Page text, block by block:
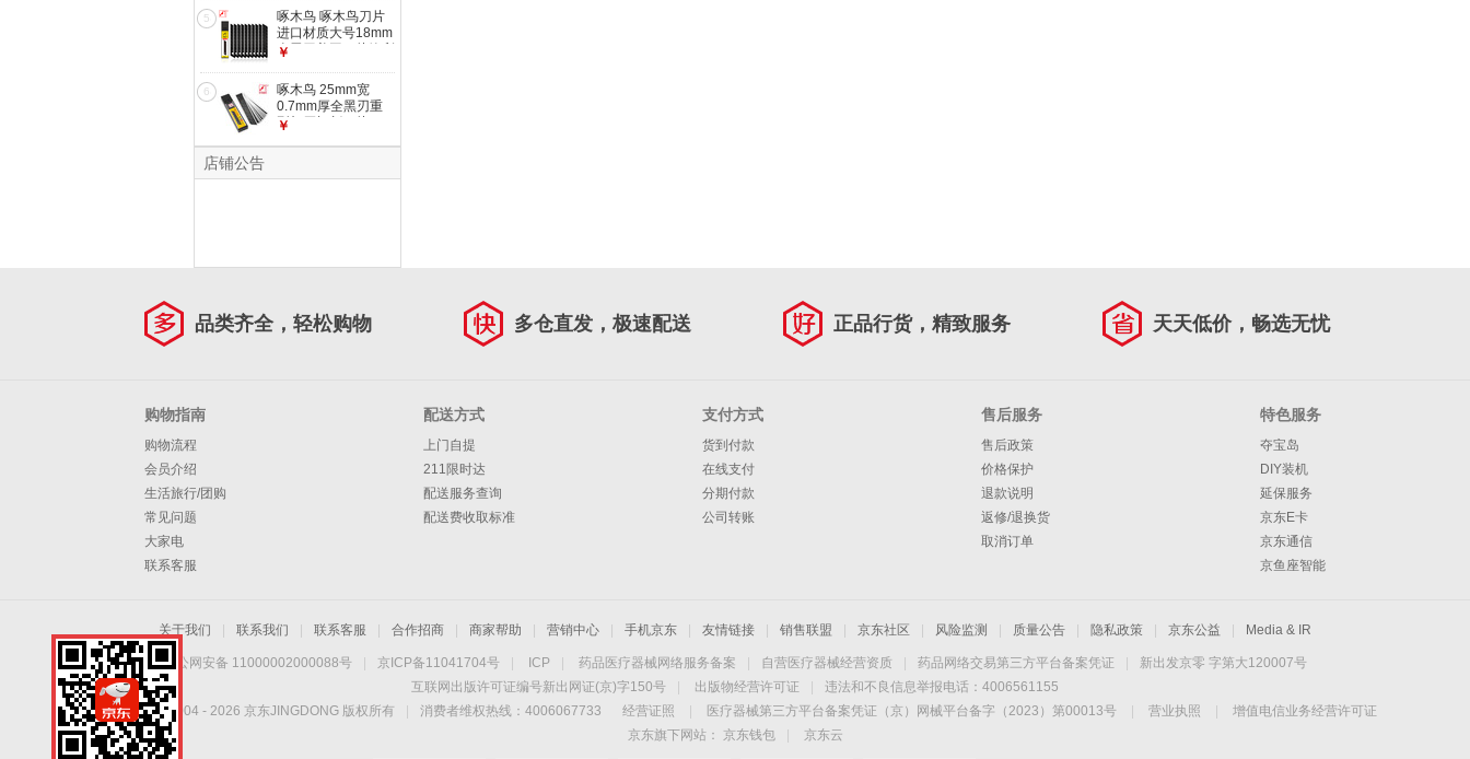
厚款
5
啄木鸟 啄木鸟刀片
进口材质大号18mm
全黑刃美工刀片锋利
号0.6MM加厚全黑
刃
￥
6
啄木鸟 25mm宽
0.7mm厚全黑刃重
型加厚切割刀片 10
￥
店铺公告
品类齐全，轻松购物 多仓直发，极速配送 正品行货，精致服务 天天低价，畅选无忧
购物指南
购物流程
会员介绍
生活旅行/团购
常见问题
大家电
联系客服
配送方式
上门自提
211限时达
配送服务查询
配送费收取标准
支付方式
货到付款
在线支付
分期付款
公司转账
售后服务
售后政策
价格保护
退款说明
返修/退换货
取消订单
特色服务
夺宝岛
DIY装机
延保服务
京东E卡
京东通信
京鱼座智能
关于我们 联系我们 联系客服 合作招商 商家帮助 营销中心 手机京东 友情链接 销售联盟 京东社区 风险监测 质量公告 隐私政策 京东公益 Media & IR
京公网安备 11000002000088号 京ICP备11041704号 ICP 药品医疗器械网络服务备案 自营医疗器械经营资质 药品网络交易第三方平台备案凭证
新出发京零 字第大120007号
互联网出版许可证编号新出网证(京)字150号
出版物经营许可证
违法和不良信息举报电话：4006561155
Copyright © 2004 - 2026 京东JINGDONG 版权所有 消费者维权热线：4006067733 经营证照 医疗器械第三方平台备案凭证（京）网械平台备字（2023）第00013号 营业执照
增值电信业务经营许可证
京东旗下网站：
京东钱包
京东云
手机扫一扫，劲爆优